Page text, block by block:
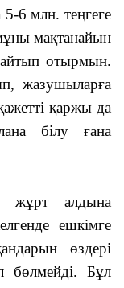
6 млн. теңгеге
мақтанайын
отырмын.
жазушыларға
қаржы да
білу ғана
жұрт алдына
ешкімге
өздері
бөлмейді. Бұл